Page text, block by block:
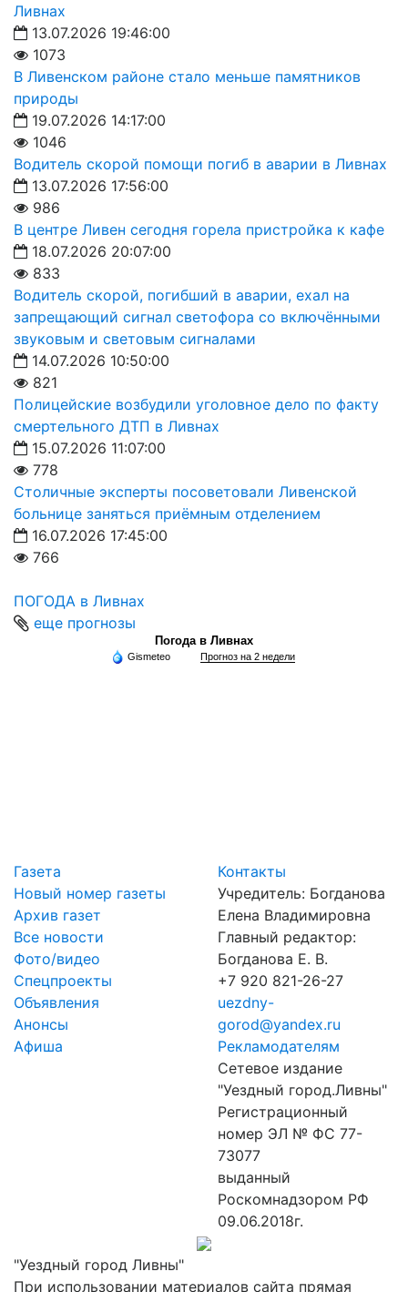
Ливнах
13.07.2026 19:46:00
1073
В Ливенском районе стало меньше памятников
природы
19.07.2026 14:17:00
1046
Водитель скорой помощи погиб в аварии в Ливнах
13.07.2026 17:56:00
986
В центре Ливен сегодня горела пристройка к кафе
18.07.2026 20:07:00
833
Водитель скорой, погибший в аварии, ехал на
запрещающий сигнал светофора со включёнными
звуковым и световым сигналами
14.07.2026 10:50:00
821
Полицейские возбудили уголовное дело по факту
смертельного ДТП в Ливнах
15.07.2026 11:07:00
778
Столичные эксперты посоветовали Ливенской
больнице заняться приёмным отделением
16.07.2026 17:45:00
766
ПОГОДА в Ливнах
еще прогнозы
Погода в Ливнах
Gismeteo Прогноз на 2 недели
Газета
Новый номер газеты
Архив газет
Все новости
Фото/видео
Спецпроекты
Объявления
Анонсы
Афиша
Контакты
Учредитель: Богданова
Елена Владимировна
Главный редактор:
Богданова Е. В.
+7 920 821-26-27
uezdny-
gorod@yandex.ru
Рекламодателям
Сетевое издание
"Уездный город.Ливны"
Регистрационный
номер ЭЛ № ФС 77-
73077
выданный
Роскомнадзором РФ
09.06.2018г.
"Уездный город Ливны"
При использовании материалов сайта прямая